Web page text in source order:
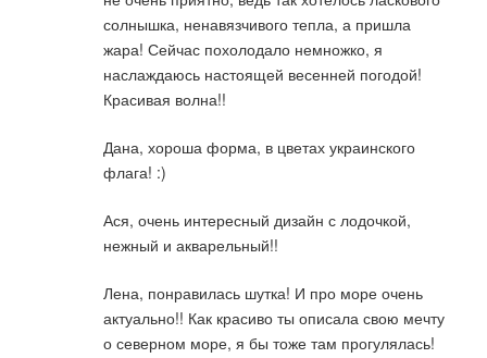
солнышка, ненавязчивого тепла, а пришла
жара! Сейчас похолодало немножко, я
наслаждаюсь настоящей весенней погодой!
Красивая волна!!
Дана, хороша форма, в цветах украинского
флага! :)
Ася, очень интересный дизайн с лодочкой,
нежный и акварельный!!
Лена, понравилась шутка! И про море очень
актуально!! Как красиво ты описала свою мечту
о северном море, я бы тоже там прогулялась!